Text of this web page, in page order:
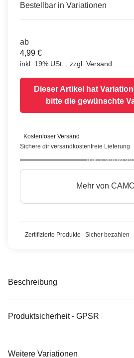
Bestellbar in Variationen
ab
4,99 €
inkl. 19% USt. , zzgl. Versand
Dieser Artikel hat
bitte die gewünschte
Kostenloser Versand
Sichere dir versandkostenfreie Lieferung
0,00 € von 69,99
Mehr von
Zertifizierte Produkte Sicher bezahlen
Beschreibung
Produktsicherheit - GPSR
Weitere Variationen